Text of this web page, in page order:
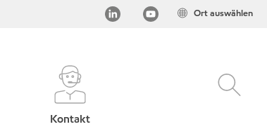
Ort auswählen
Kontakt